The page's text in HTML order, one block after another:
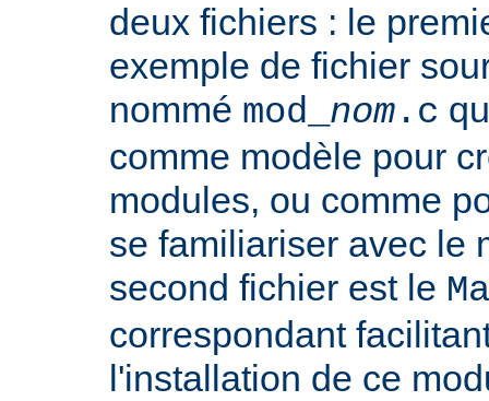
deux fichiers : le
exemple de fichier
nommé mod_ nom .c
comme modèle pour
modules, ou comme
se familiariser avec le
second fichier est le
correspondant
l'installation de ce